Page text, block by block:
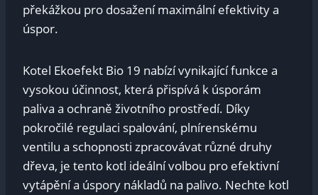
překážkou pro dosažení maximální efektivity a
úspor.
Kotel Ekoefekt Bio 19 nabízí vynikající funkce a
vysokou účinnost, která přispívá k úsporám
paliva a ochraně životního prostředí. Díky
pokročilé regulaci spalování, plnírenskému
ventilu a schopnosti zpracovávat různé druhy
dřeva, je tento kotl ideální volbou pro efektivní
vytápění a úspory nákladů na palivo. Nechte kotl